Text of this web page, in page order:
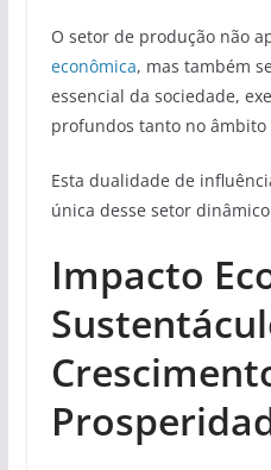
O setor de produção não
econômica, mas também
essencial da sociedade,
profundos tanto no
Esta dualidade de
única desse setor
Impacto